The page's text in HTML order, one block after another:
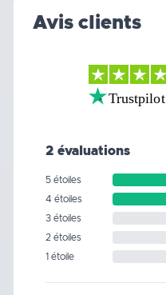
Avis clients
Trustpilot
2 évaluations
5 étoiles
4 étoiles
3 étoiles
2 étoiles
1 étoile